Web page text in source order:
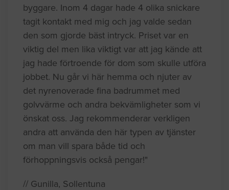
byggare. Inom 4 dagar hade 4 olika snickare
tagit kontakt med mig och jag valde sedan
den som gjorde bäst intryck. Priset var en
viktig del men lika viktigt var att jag kände att
jag hade förtroende för dom som skulle utföra
jobbet. Nu går vi här hemma och njuter av
det nyrenoverade fina badrummet med
golvvärme och andra bekvämligheter som vi
önskat oss. Jag rekommenderar verkligen
andra att använda den här typen av tjänster
om man vill spara både tid och
förhoppningsvis också pengar!"
// Gunilla, Sollentuna